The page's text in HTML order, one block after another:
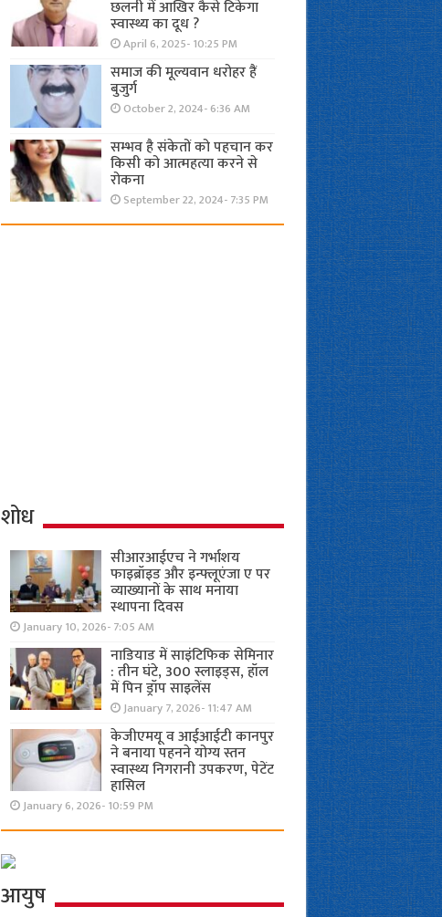
छलनी में आखिर कैसे टिकेगा
स्वास्थ्य का दूध ?
April 6, 2025- 10:25 PM
समाज की मूल्यवान धरोहर हैं
बुजुर्ग
October 2, 2024- 6:36 AM
सम्भव है संकेतों को पहचान कर
किसी को आत्महत्या करने से
रोकना
September 22, 2024- 7:35 PM
शोध
सीआरआईएच ने गर्भाशय
फाइब्रॉइड और इन्फ्लूएंजा ए पर
व्याख्यानों के साथ मनाया
स्थापना दिवस
January 10, 2026- 7:05 AM
नाडियाड में साइंटिफिक सेमिनार
: तीन घंटे, 300 स्लाइड्स, हॉल
में पिन ड्रॉप साइलेंस
January 7, 2026- 11:47 AM
केजीएमयू व आईआईटी कानपुर
ने बनाया पहनने योग्य स्तन
स्वास्थ्य निगरानी उपकरण, पेटेंट
हासिल
January 6, 2026- 10:59 PM
आयुष